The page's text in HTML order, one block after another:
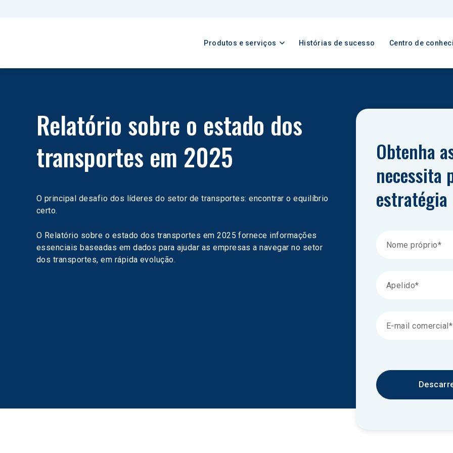
Produtos e serviços Histórias de sucesso Centro de
Relatório sobre o estado dos
transportes em 2025
O principal desafio dos líderes do setor de transportes: encontrar o equilíbrio
certo.
O Relatório sobre o estado dos transportes em 2025 fornece informações
essenciais baseadas em dados para ajudar as empresas a navegar no setor
dos transportes, em rápida evolução.
Obtenha
necessita